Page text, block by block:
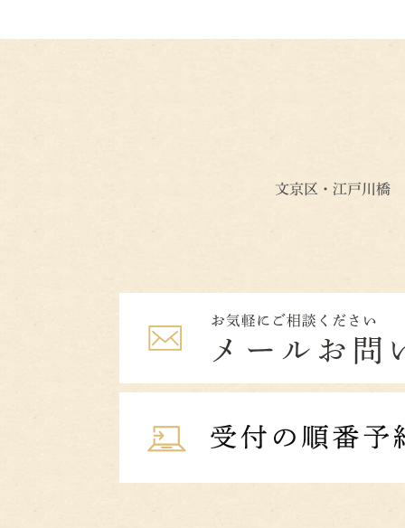
文京区・江戸川橋